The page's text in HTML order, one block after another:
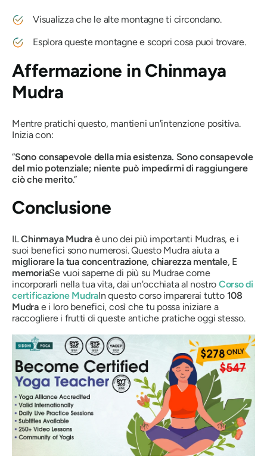
Visualizza che le alte montagne ti circondano.
Esplora queste montagne e scopri cosa puoi trovare.
Affermazione in Chinmaya
Mudra
Mentre pratichi questo, mantieni un'intenzione positiva.
Inizia con:
“Sono consapevole della mia esistenza. Sono consapevole
del mio potenziale; niente può impedirmi di raggiungere
ciò che merito.”
Conclusione
ILChinmaya Mudraè uno dei più importanti Mudras, e i
suoi benefici sono numerosi. Questo Mudra aiuta a
migliorare la tua concentrazione, chiarezza mentale, E
memoriaSe vuoi saperne di più su Mudrae come
incorporarli nella tua vita, dai un'occhiata al nostro Corso di
certificazione MudraIn questo corso imparerai tutto 108
Mudrae i loro benefici, così che tu possa iniziare a
raccogliere i frutti di queste antiche pratiche oggi stesso.